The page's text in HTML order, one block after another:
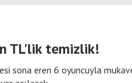
TL'lik temizlik!
sona eren 6 oyuncuyla